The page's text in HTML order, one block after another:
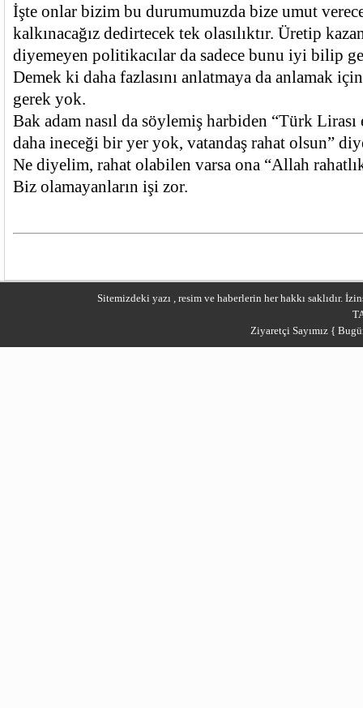
İşte onlar bizim bu durumumuzda bize umut
kalkınacağız dedirtecek tek olasılıktır. Üretip
diyemeyen politikacılar da sadece bunu iyi bilip
Demek ki daha fazlasını anlatmaya da anlamak
gerek yok.
Bak adam nasıl da söylemiş harbiden “Türk
daha ineceği bir yer yok, vatandaş rahat olsun”
Ne diyelim, rahat olabilen varsa ona “Allah
Biz olamayanların işi zor.
Sitemizdeki yazı , resim ve haberlerin her hakkı saklıdır.
Ziyaretçi Sayımız {